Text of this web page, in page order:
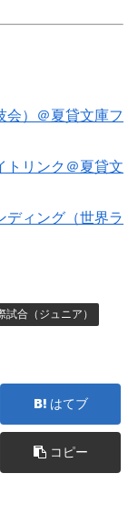
会）＠夏貸文庫フ
トリンク＠夏貸文
ディング（世界ラ
試合（ジュニア）
はてブ
コピー